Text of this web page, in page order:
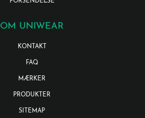
OM UNIWEAR
KONTAKT
FAQ
MÆRKER
PRODUKTER
SITEMAP